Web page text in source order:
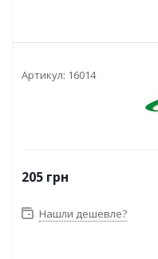
Артикул: 16014
205 грн
Нашли дешевле?